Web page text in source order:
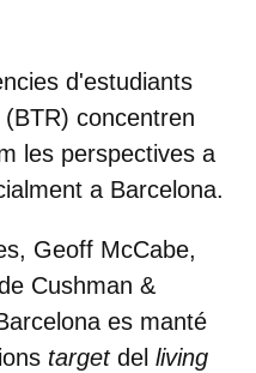
d'estudiants
concentren
les perspectives a
a Barcelona.
Geoff McCabe,
Cushman &
es manté
targetdel living